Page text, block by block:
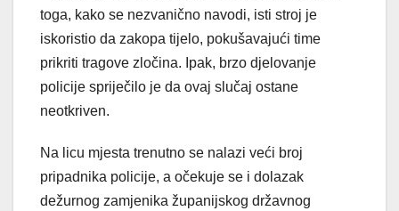
toga, kako se nezvanično navodi, isti stroj je
iskoristio da zakopa tijelo, pokušavajući time
prikriti tragove zločina. Ipak, brzo djelovanje
policije spriječilo je da ovaj slučaj ostane
neotkriven.
Na licu mjesta trenutno se nalazi veći broj
pripadnika policije, a očekuje se i dolazak
dežurnog zamjenika županijskog državnog